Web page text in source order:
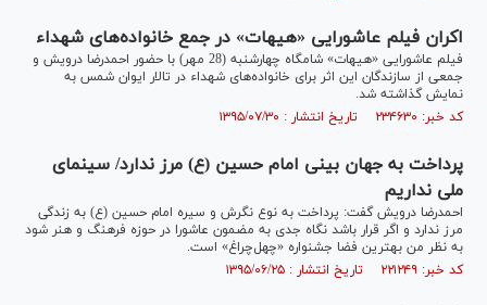
اکران فیلم عاشورایی «هیهات» در جمع خانواده‌های شهداء
فیلم عاشورایی «هیهات» شامگاه چهارشنبه (28 مهر) با حضور احمدرضا درویش و
جمعی از سازندگان این اثر برای خانواده‌های شهداء در تالار ایوان شمس به
نمایش گذاشته شد.
کد خبر: ۲۳۴۶۳۰ تاریخ انتشار : ۱۳۹۵/۰۷/۳۰
پرداخت به جهان بینی امام حسین (ع) مرز ندارد/ سینمای
ملی نداریم
احمدرضا درویش گفت: پرداخت به نوع نگرش و سیره امام حسین (ع) به زندگی
مرز ندارد و اگر قرار باشد نگاه جدی به مضمون عاشورا در حوزه فرهنگ و هنر شود
به نظر من بهترین فضا جشنواره «چهل‌چراغ» است.
کد خبر: ۲۲۱۲۴۹ تاریخ انتشار : ۱۳۹۵/۰۶/۲۵